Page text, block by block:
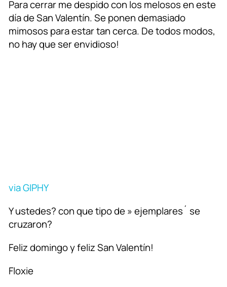
Para cerrar me despido con los melosos en este
día de San Valentín. Se ponen demasiado
mimosos para estar tan cerca. De todos modos,
no hay que ser envidioso!
via GIPHY
Y ustedes? con que tipo de » ejemplares´ se
cruzaron?
Feliz domingo y feliz San Valentín!
Floxie